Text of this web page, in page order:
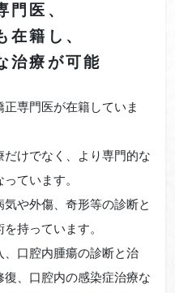
門医、
在籍し、
治療が可能
専門医が在籍していま
けでなく、より専門的な
ています。
や外傷、奇形等の診断と
持っています。
、口腔内腫瘍の診断と治
、口腔内の感染症治療な